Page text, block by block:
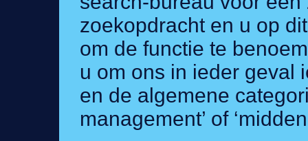
zoekopdracht en u op
om de functie te
u om ons in ieder geval
en de algemene
management’ of